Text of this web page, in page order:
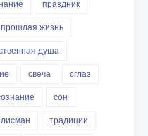
праздник
прошлая жизнь
душа
свеча
сглаз
сон
традиции